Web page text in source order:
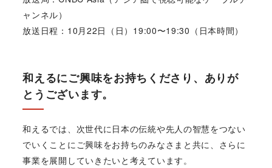
ャンネル）
放送日程：10月22日（日）19:00〜19:30（日本時間）
和えるにご興味をお持ちくださり、ありが
とうございます。
和えるでは、次世代に日本の伝統や先人の智慧をつない
でいくことにご興味をお持ちのみなさまと共に、さらに
事業を展開していきたいと考えています。